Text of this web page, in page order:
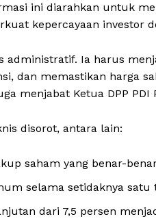
PRO
ini diarahkan untuk
kepercayaan investor
administratif. Ia harus
dan memastikan harga
menjabat Ketua DPP PDI
disorot, antara lain:
saham yang benar-
selama setidaknya satu
dari 7,5 persen